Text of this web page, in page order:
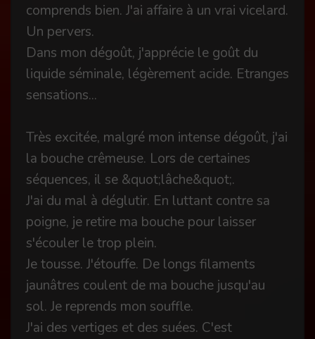
comprends bien. J'ai affaire à un vrai vicelard.
Un pervers.
Dans mon dégoût, j'apprécie le goût du
liquide séminale, légèrement acide. Etranges
sensations...
Très excitée, malgré mon intense dégoût, j'ai
la bouche crêmeuse. Lors de certaines
séquences, il se &quot;lâche&quot;.
J'ai du mal à déglutir. En luttant contre sa
poigne, je retire ma bouche pour laisser
s'écouler le trop plein.
Je tousse. J'étouffe. De longs filaments
jaunâtres coulent de ma bouche jusqu'au
sol. Je reprends mon souffle.
J'ai des vertiges et des suées. C'est